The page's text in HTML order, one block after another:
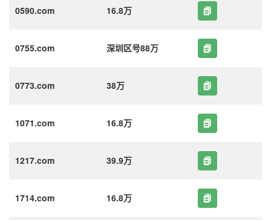
0590.com 16.8万
0755.com 深圳区号88万
0773.com 38万
1071.com 16.8万
1217.com 39.9万
1714.com 16.8万